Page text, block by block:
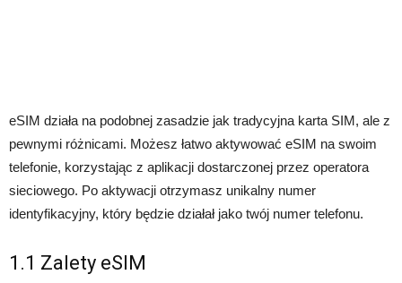
eSIM działa na podobnej zasadzie jak tradycyjna karta SIM, ale z
pewnymi różnicami. Możesz łatwo aktywować eSIM na swoim
telefonie, korzystając z aplikacji dostarczonej przez operatora
sieciowego. Po aktywacji otrzymasz unikalny numer
identyfikacyjny, który będzie działał jako twój numer telefonu.
1.1 Zalety eSIM